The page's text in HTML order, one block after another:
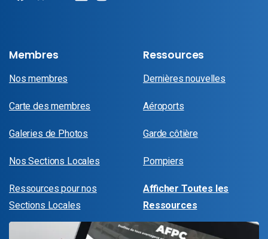
Membres
Nos membres
Carte des membres
Galeries de Photos
Nos Sections Locales
Ressources pour nos
Sections Locales
Ressources
Dernières nouvelles
Aéroports
Garde côtière
Pompiers
Afficher Toutes les
Ressources